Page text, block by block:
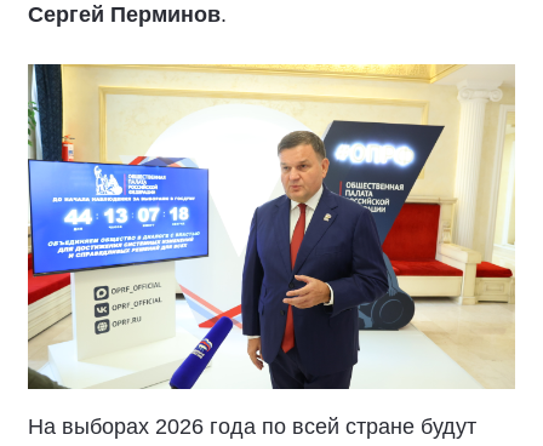
Сергей Перминов.
На выборах 2026 года по всей стране будут